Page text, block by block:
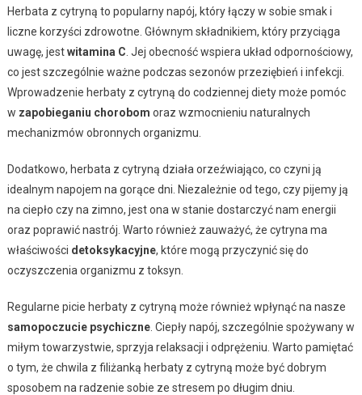
Herbata z cytryną to popularny napój, który łączy w sobie smak i
liczne korzyści zdrowotne. Głównym składnikiem, który przyciąga
uwagę, jestwitamina C . Jej obecność wspiera układ odpornościowy,
co jest szczególnie ważne podczas sezonów przeziębień i infekcji.
Wprowadzenie herbaty z cytryną do codziennej diety może pomóc
w zapobieganiu chorobom oraz wzmocnieniu naturalnych
mechanizmów obronnych organizmu.
Dodatkowo, herbata z cytryną działa orzeźwiająco, co czyni ją
idealnym napojem na gorące dni. Niezależnie od tego, czy pijemy ją
na ciepło czy na zimno, jest ona w stanie dostarczyć nam energii
oraz poprawić nastrój. Warto również zauważyć, że cytryna ma
właściwości detoksykacyjne, które mogą przyczynić się do
oczyszczenia organizmu z toksyn.
Regularne picie herbaty z cytryną może również wpłynąć na nasze
samopoczucie psychiczne. Ciepły napój, szczególnie spożywany w
miłym towarzystwie, sprzyja relaksacji i odprężeniu. Warto pamiętać
o tym, że chwila z filiżanką herbaty z cytryną może być dobrym
sposobem na radzenie sobie ze stresem po długim dniu.